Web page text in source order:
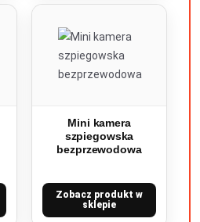
Mini kamera
szpiegowska
bezprzewodowa
Zobacz produkt w
sklepie